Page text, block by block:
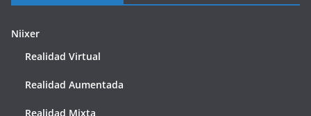
Niixer
Realidad Virtual
Realidad Aumentada
Realidad Mixta